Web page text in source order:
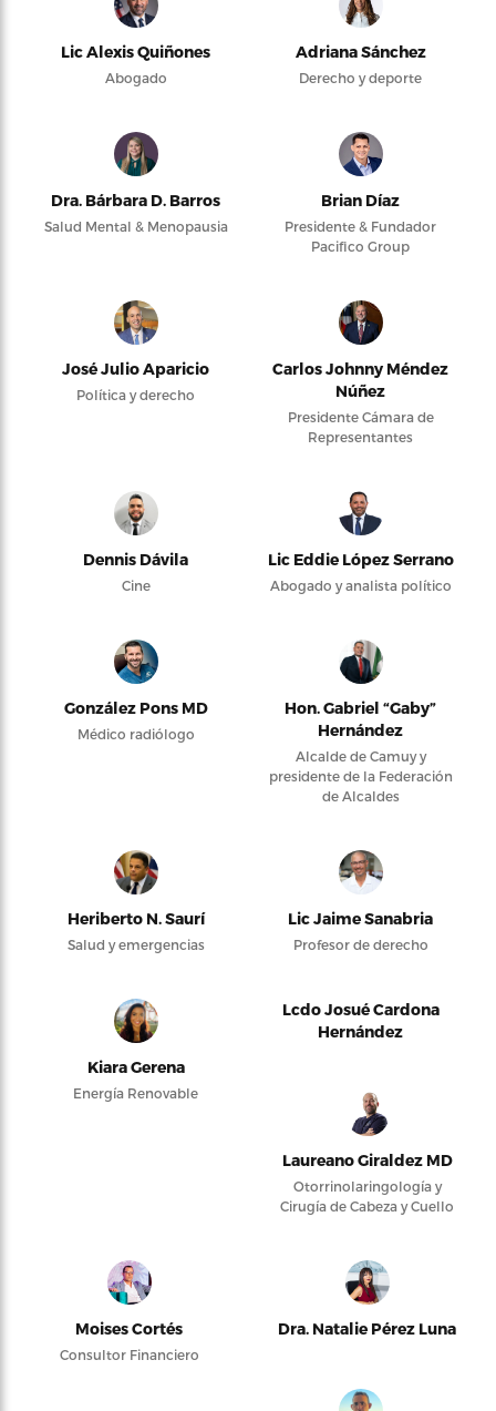
Lic Alexis Quiñones
Abogado
Adriana Sánchez
Derecho y deporte
Dra. Bárbara D. Barros
Salud Mental & Menopausia
Brian Díaz
Presidente & Fundador
Pacifico Group
José Julio Aparicio
Política y derecho
Carlos Johnny Méndez
Núñez
Presidente Cámara de
Representantes
Dennis Dávila
Cine
Lic Eddie López Serrano
Abogado y analista político
González Pons MD
Médico radiólogo
Hon. Gabriel “Gaby”
Hernández
Alcalde de Camuy y
presidente de la Federación
de Alcaldes
Heriberto N. Saurí
Salud y emergencias
Lic Jaime Sanabria
Profesor de derecho
Kiara Gerena
Energía Renovable
Lcdo Josué Cardona
Hernández
Laureano Giraldez MD
Otorrinolaringología y
Cirugía de Cabeza y Cuello
Moises Cortés
Consultor Financiero
Dra. Natalie Pérez Luna